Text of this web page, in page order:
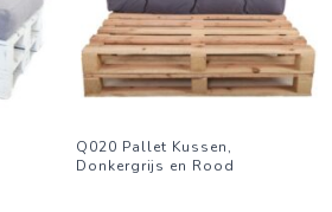
Q020 Pallet Kussen,
Donkergrijs en Rood